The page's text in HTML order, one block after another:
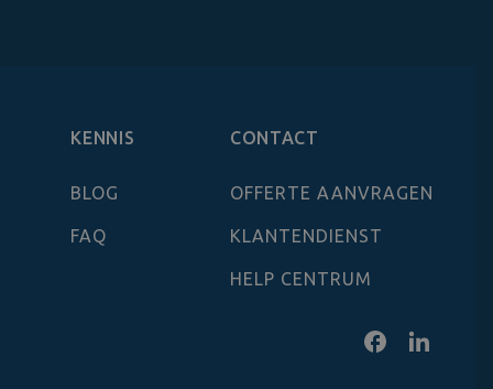
KENNIS
BLOG
FAQ
CONTACT
OFFERTE AANVRAGEN
KLANTENDIENST
HELP CENTRUM